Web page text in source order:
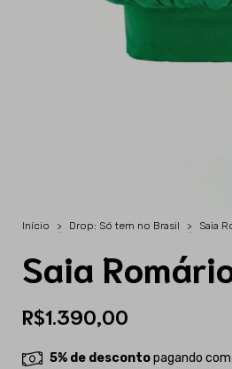
Início > Drop: Só tem no Brasil > Saia
Saia
R$1.390,00
5% de descontopagando